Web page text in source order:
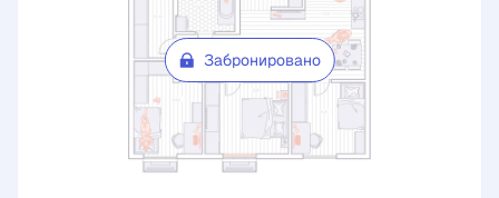
Забронировано